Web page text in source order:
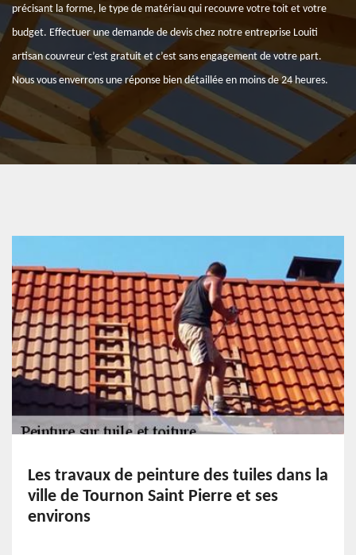
précisant la forme, le type de matériau qui recouvre votre toit et votre
budget. Effectuer une demande de devis chez notre entreprise Louiti
artisan couvreur c’est gratuit et c’est sans engagement de votre part.
Nous vous enverrons une réponse bien détaillée en moins de 24 heures.
Les travaux de peinture des tuiles dans la
ville de Tournon Saint Pierre et ses
environs